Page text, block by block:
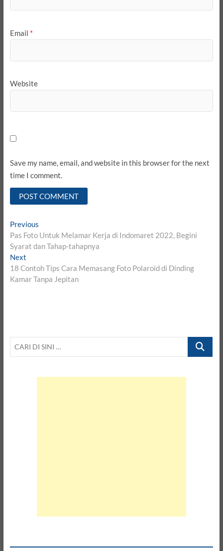
Email *
Website
Save my name, email, and website in this browser for the next
time I comment.
Post
navigation
PreviousPrevious
post:
Pas Foto Untuk Melamar Kerja di Indomaret 2022, Begini
Syarat dan Tahap-tahapnya
NextNext
post:
18 Contoh Tips Cara Memasang Foto Polaroid di Dinding
Kamar Tanpa Jepitan
CARI